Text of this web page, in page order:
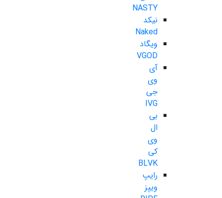
NASTY
نیکد
Naked
ویگاد
VGOD
آی
وی
جی
IVG
بی
ال
وی
کی
BLVK
رایپ
ویپز